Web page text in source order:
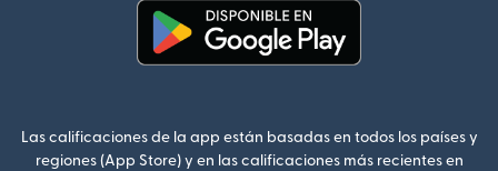
Las calificaciones de la app están basadas en todos los países y
regiones (App Store) y en las calificaciones más recientes en